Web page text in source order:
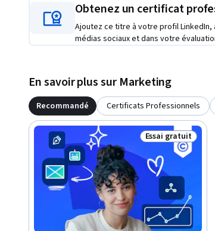
Obtenez un certificat
Ajoutez ce titre à votre profil LinkedIn,
médias sociaux et dans votre
En savoir plus sur Marketing
Recommandé Certificats Professionnels
Statut : Essai
Essai gratuit